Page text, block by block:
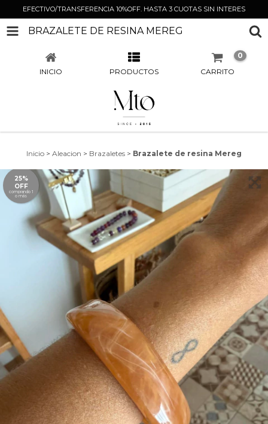
EFECTIVO/TRANSFERENCIA 10%OFF. HASTA 3 CUOTAS SIN INTERES
BRAZALETE DE RESINA MEREG
INICIO PRODUCTOS CARRITO
0
Inicio > Aleacion > Brazaletes > Brazalete de resina Mereg
25%
OFF
comprando 1
o más